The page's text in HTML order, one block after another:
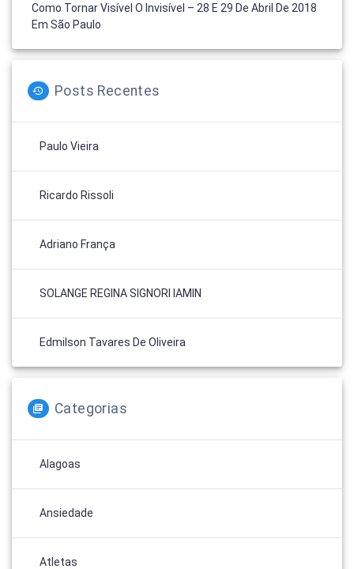
Como Tornar Visível O Invisível – 28 E 29 De Abril De 2018
Em São Paulo
Posts Recentes
Paulo Vieira
Ricardo Rissoli
Adriano França
SOLANGE REGINA SIGNORI IAMIN
Edmilson Tavares De Oliveira
Categorias
Alagoas
Ansiedade
Atletas